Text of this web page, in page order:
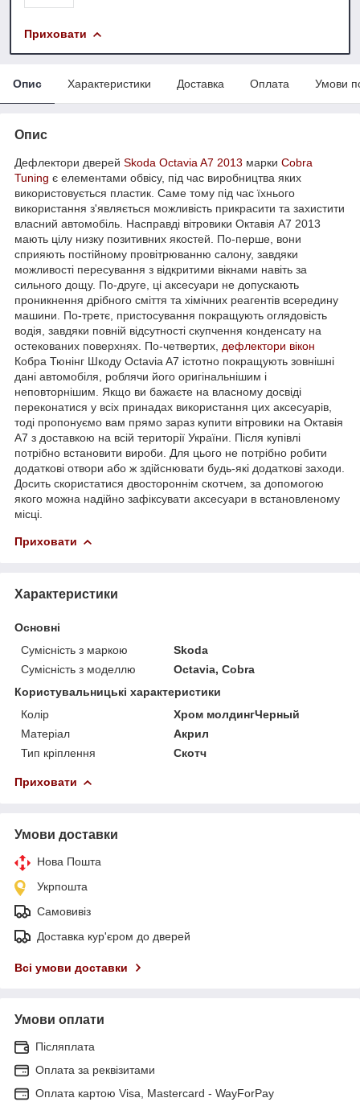
Приховати
Опис Характеристики Доставка Оплата Умови
Опис
Дефлектори дверей Skoda Octavia A7 2013 марки Cobra
Tuning є елементами обвісу, під час виробництва яких
використовується пластик. Саме тому під час їхнього
використання з'являється можливість прикрасити та захистити
власний автомобіль. Насправді вітровики Октавія А7 2013
мають цілу низку позитивних якостей. По-перше, вони
сприяють постійному провітрюванню салону, завдяки
можливості пересування з відкритими вікнами навіть за
сильного дощу. По-друге, ці аксесуари не допускають
проникнення дрібного сміття та хімічних реагентів всередину
машини. По-третє, пристосування покращують оглядовість
водія, завдяки повній відсутності скупчення конденсату на
остекованих поверхнях. По-четвертих, дефлектори вікон
Кобра Тюнінг Шкоду Octavia A7 істотно покращують зовнішні
дані автомобіля, роблячи його оригінальнішим і
неповторнішим. Якщо ви бажаєте на власному досвіді
переконатися у всіх принадах використання цих аксесуарів,
тоді пропонуємо вам прямо зараз купити вітровики на Октавія
А7 з доставкою на всій території України. Після купівлі
потрібно встановити вироби. Для цього не потрібно робити
додаткові отвори або ж здійснювати будь-які додаткові заходи.
Досить скористатися двостороннім скотчем, за допомогою
якого можна надійно зафіксувати аксесуари в встановленому
місці.
Приховати
Характеристики
Основні
Сумісність з маркою
Skoda
Сумісність з моделлю
Octavia, Cobra
Користувальницькі характеристики
Колір
Хром молдингЧерный
Матеріал
Акрил
Тип кріплення
Скотч
Приховати
Умови доставки
Нова Пошта
Укрпошта
Самовивіз
Доставка кур'єром до дверей
Всі умови доставки
Умови оплати
Післяплата
Оплата за реквізитами
Оплата картою Visa, Mastercard - WayForPay